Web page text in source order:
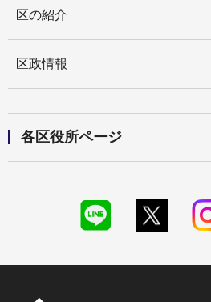
区の紹介
区政情報
各区役所ページ